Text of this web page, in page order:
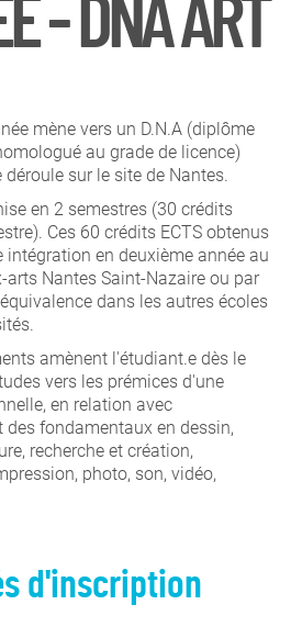
DNA Art mention
Territoires, Paysages,
Espaces Publics
- DNA ART
mène vers un D.N.A (diplôme
au grade de licence)
sur le site de Nantes.
en 2 semestres (30 crédits
Ces 60 crédits ECTS obtenus
intégration en deuxième année au
arts Nantes Saint-Nazaire ou par
dans les autres écoles
amènent l'étudiant.e dès le
vers les prémices d'une
en relation avec
des fondamentaux en dessin,
recherche et création,
photo, son, vidéo,
d'inscription